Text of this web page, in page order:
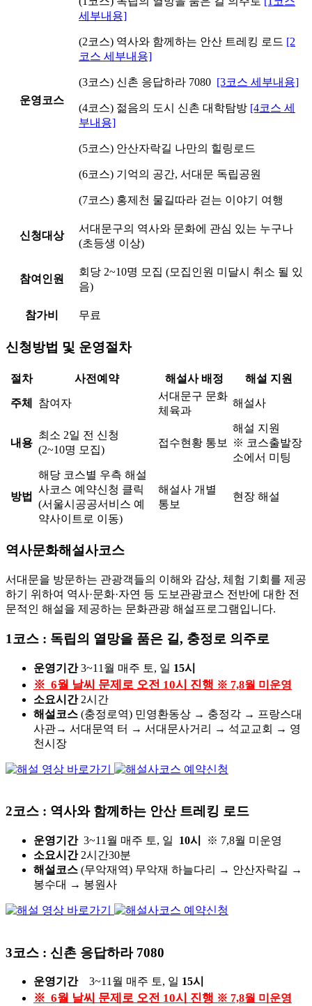
운영코스
세부내용]
(2코스) 역사와 함께하는 안산 트레킹 로드 [2
코스 세부내용]
(3코스) 신촌 응답하라 7080 [3코스 세부내용]
(4코스) 젊음의 도시 신촌 대학탐방 [4코스 세
부내용]
(5코스) 안산자락길 나만의 힐링로드
(6코스) 기억의 공간, 서대문 독립공원
(7코스) 홍제천 물길따라 걷는 이야기 여행
신청대상
서대문구의 역사와 문화에 관심 있는 누구나
(초등생 이상)
참여인원
회당 2~10명 모집 (모집인원 미달시 취소 될 있
음)
참가비 무료
신청방법 및 운영절차
절차 사전예약 해설사 배정 해설 지원
주체 참여자
서대문구 문화
체육과
해설사
내용
최소 2일 전 신청
(2~10명 모집)
접수현황 통보
해설 지원
※ 코스출발장
소에서 미팅
방법
해당 코스별 우측 해설
사코스 예약신청 클릭
(서울시공공서비스 예
약사이트로 이동)
해설사 개별
통보
현장 해설
역사문화해설사코스
서대문을 방문하는 관광객들의 이해와 감상, 체험 기회를 제공
하기 위하여 역사·문화·자연 등 도보관광코스 전반에 대한 전
문적인 해설을 제공하는 문화관광 해설프로그램입니다.
1코스 : 독립의 열망을 품은 길, 충정로 의주로
운영기간3~11월 매주 토, 일 15시
※ 6월 날씨 문제로 오전 10시 진행 ※ 7,8월 미운영
소요시간 2시간
해설코스 (충정로역) 민영환동상 → 충정각 → 프랑스대
사관→ 서대문역 터 → 서대문사거리 → 석교교회 → 영
천시장
2코스 : 역사와 함께하는 안산 트레킹 로드
운영기간 3~11월 매주 토, 일 10시
※ 7,8월 미운영
소요시간 2시간30분
해설코스 (무악재역) 무악재 하늘다리 → 안산자락길 →
봉수대 → 봉원사
3코스 : 신촌 응답하라 7080
운영기간 3~11월 매주 토, 일 15시
※ 6월 날씨 문제로 오전 10시 진행 ※ 7,8월 미운영